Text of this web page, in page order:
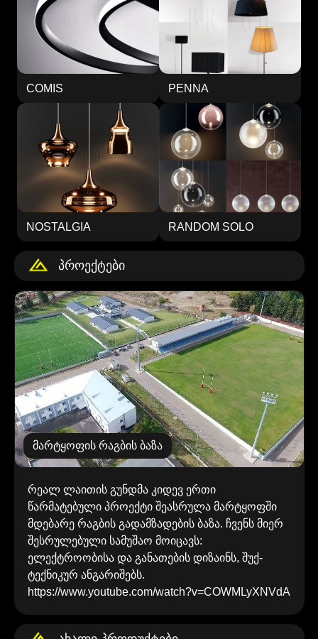
COMIS PENNA
NOSTALGIA RANDOM SOLO
Პროექტები
მარტყოფის რაგბის ბაზა
რეალ ლაითის გუნდმა კიდევ ერთი
წარმატებული პროექტი შეასრულა მარტყოფში
მდებარე რაგბის გადამზადების ბაზა. ჩვენს მიერ
შესრულებული სამუშაო მოიცავს:
ელექტროობისა და განათების დიზაინს, შუქ-
ტექნიკურ ანგარიშებს.
https://www.youtube.com/watch?v=COWMLyXNVdA